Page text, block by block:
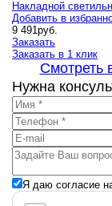
Накладной
Добавить в
9 491 руб.
Заказать
Заказать в 1 клик
Смотреть
Нужна
Я даю согласие